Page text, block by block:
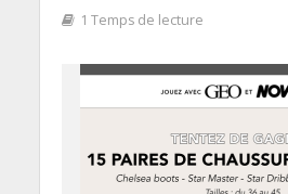
1 Temps de lecture